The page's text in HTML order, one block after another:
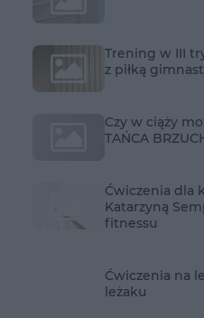
Trening w III
z piłką
Czy w ciąży
TAŃCA
Ćwiczenia dla
Katarzyną
fitnessu
Ćwiczenia na
leżaku